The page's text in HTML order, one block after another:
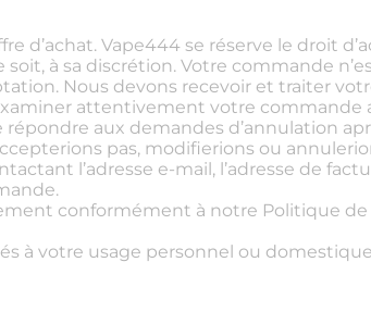
d’achat. Vape444 se réserve le droit
à sa discrétion. Votre commande
Nous devons recevoir et traiter
attentivement votre commande
aux demandes d’annulation
pas, modifierions ou
l’adresse e-mail, l’adresse de
conformément à notre Politique de
à votre usage personnel ou